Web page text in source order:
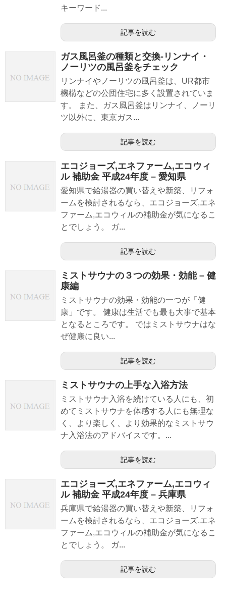
キーワード...
記事を読む
ガス風呂釜の種類と交換-リンナイ・
ノーリツの風呂釜をチェック
リンナイやノーリツの風呂釜は、UR都市
機構などの公団住宅に多く設置されていま
す。 また、ガス風呂釜はリンナイ、ノーリ
ツ以外に、東京ガス...
記事を読む
エコジョーズ,エネファーム,エコウィ
ル 補助金 平成24年度 – 愛知県
愛知県で給湯器の買い替えや新築、リフォ
ームを検討されるなら、エコジョーズ,エネ
ファーム,エコウィルの補助金が気になるこ
とでしょう。 ガ...
記事を読む
ミストサウナの３つの効果・効能 – 健
康編
ミストサウナの効果・効能の一つが「健
康」です。 健康は生活でも最も大事で基本
となるところです。 ではミストサウナはな
ぜ健康に良い...
記事を読む
ミストサウナの上手な入浴方法
ミストサウナ入浴を続けている人にも、初
めてミストサウナを体感する人にも無理な
く、より楽しく、より効果的なミストサウ
ナ入浴法のアドバイスです。...
記事を読む
エコジョーズ,エネファーム,エコウィ
ル 補助金 平成24年度 – 兵庫県
兵庫県で給湯器の買い替えや新築、リフォ
ームを検討されるなら、エコジョーズ,エネ
ファーム,エコウィルの補助金が気になるこ
とでしょう。 ガ...
記事を読む